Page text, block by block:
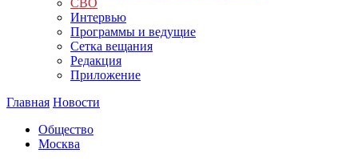
СВО
Интервью
Программы и ведущие
Сетка вещания
Редакция
Приложение
Главная Новости
Общество
Москва